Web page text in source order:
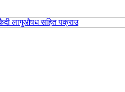
लागुऔषध सहित पक्राउ